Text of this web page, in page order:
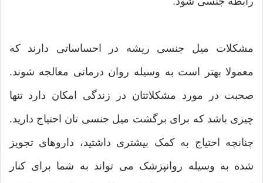
مشکلات میل جنسی ریشه در احساساتی دارند که
معمولا بهتر است به وسیله روان درمانی معالجه شوند.
صحبت در مورد مشکلاتتان در زندگی امکان دارد تنها
چیزی باشد که برای برگشت میل جنسی تان احتیاج دارید.
چنانچه احتیاج به کمک بیشتری داشتید، داروهای تجویز
شده به وسیله روانپزشک می تواند به شما برای کنار